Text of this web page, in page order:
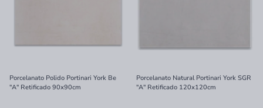
Porcelanato Polido Portinari York Be
"A" Retificado 90x90cm
Porcelanato Natural Portinari York SGR
"A" Retificado 120x120cm